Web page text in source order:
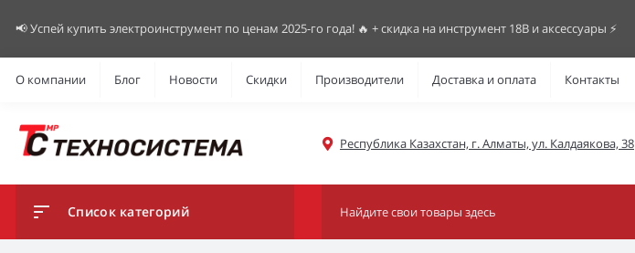
📢 Успей купить электроинструмент по ценам 2025-го года! 🔥 + скидка на инструмент 18В и аксессуары ⚡️
О компании Блог Новости Скидки Производители Доставка и оплата Контакты
Республика Казахстан, г. Алматы, ул. Калдаякова, 38
Список категорий